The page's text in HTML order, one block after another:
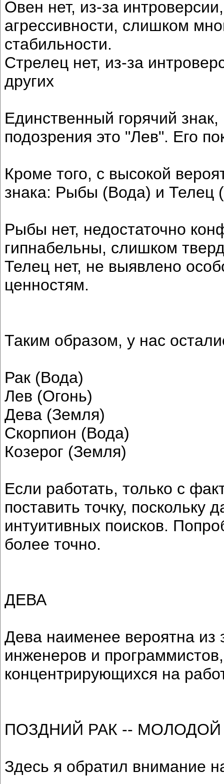
Овен нет, из-за
агрессивности, слишком
стабильности.
Стрелец нет, из-за
других
Единственный горячий
подозрения это "Лев". Его
Кроме того, с высокой
знака: Рыбы (Вода) и Телец
Рыбы нет, недостаточно
гипнабельны, слишком
Телец нет, не выявлено
ценностям.
Таким образом, у нас
Рак (Вода)
Лев (Огонь)
Дева (Земля)
Скорпион (Вода)
Козерог (Земля)
Если работать, только с
поставить точку,
интуитивных поисков.
более точно.
ДЕВА
Дева наименее вероятна из
инженеров и
концентрирующихся на
ПОЗДНИЙ РАК -- МОЛОДОЙ
Здесь я обратил внимание